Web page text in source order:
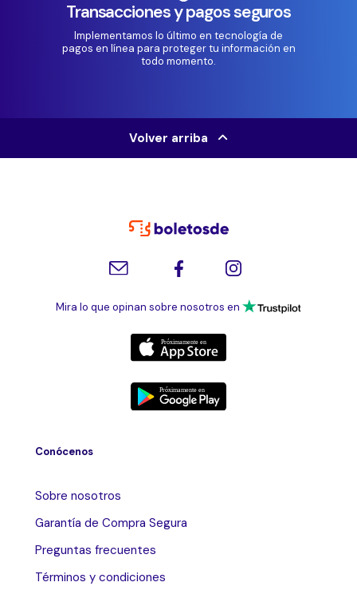
Transacciones y pagos seguros
Implementamos lo último en tecnología de
pagos en línea para proteger tu información en
todo momento.
Volver arriba
Mira lo que opinan sobre nosotros en
Conócenos
Sobre nosotros
Garantía de Compra Segura
Preguntas frecuentes
Términos y condiciones